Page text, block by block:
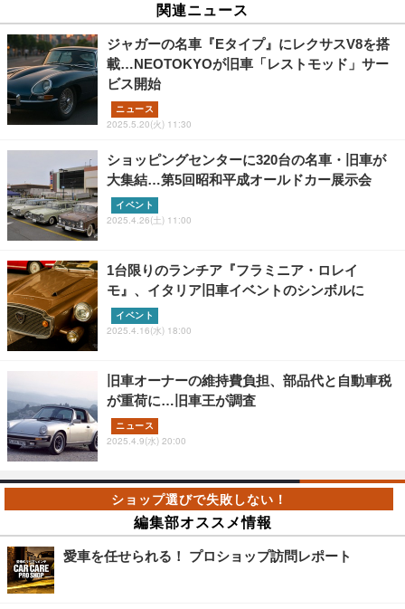
関連ニュース
ジャガーの名車『Eタイプ』にレクサスV8を搭
載…NEOTOKYOが旧車「レストモッド」サー
ビス開始
ニュース
2025.5.20(火) 11:30
ショッピングセンターに320台の名車・旧車が
大集結…第5回昭和平成オールドカー展示会
イベント
2025.4.26(土) 11:00
1台限りのランチア『フラミニア・ロレイ
モ』、イタリア旧車イベントのシンボルに
イベント
2025.4.16(水) 18:00
旧車オーナーの維持費負担、部品代と自動車税
が重荷に…旧車王が調査
ニュース
2025.4.9(水) 20:00
編集部オススメ情報
愛車を任せられる！ プロショップ訪問レポート